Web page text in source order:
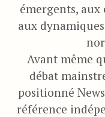
émergents,
aux
Avant même
débat
positionné
référence